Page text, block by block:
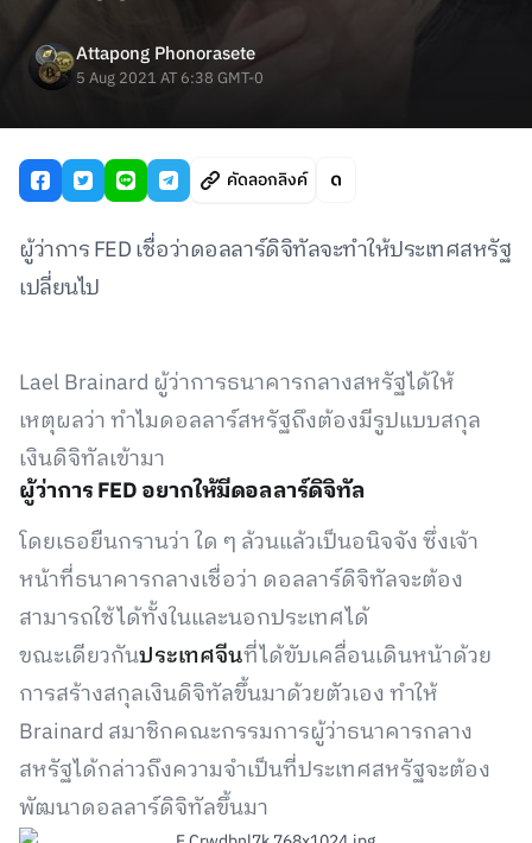
Attapong Phonorasete
5 Aug 2021 AT 6:38 GMT-0
คัดลอกลิงค์
ผู้ว่าการ FED เชื่อว่าดอลลาร์ดิจิทัลจะทำให้ประเทศสหรัฐ
เปลี่ยนไป
Lael Brainard ผู้ว่าการธนาคารกลางสหรัฐได้ให้
เหตุผลว่า ทำไมดอลลาร์สหรัฐถึงต้องมีรูปแบบสกุล
เงินดิจิทัลเข้ามา
ผู้ว่าการ FED อยากให้มีดอลลาร์ดิจิทัล
โดยเธอยืนกรานว่า ใด ๆ ล้วนแล้วเป็นอนิจจัง ซึ่งเจ้า
หน้าที่ธนาคารกลางเชื่อว่า ดอลลาร์ดิจิทัลจะต้อง
สามารถใช้ได้ทั้งในและนอกประเทศได้
ขณะเดียวกันประเทศจีนที่ได้ขับเคลื่อนเดินหน้าด้วย
การสร้างสกุลเงินดิจิทัลขึ้นมาด้วยตัวเอง ทำให้
Brainard สมาชิกคณะกรรมการผู้ว่าธนาคารกลาง
สหรัฐได้กล่าวถึงความจำเป็นที่ประเทศสหรัฐจะต้อง
พัฒนาดอลลาร์ดิจิทัลขึ้นมา